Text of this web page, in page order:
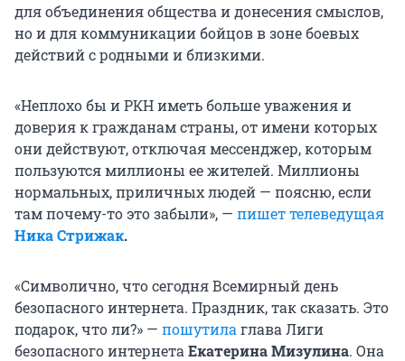
для объединения общества и донесения смыслов,
но и для коммуникации бойцов в зоне боевых
действий с родными и близкими.
«Неплохо бы и РКН иметь больше уважения и
доверия к гражданам страны, от имени которых
они действуют, отключая мессенджер, которым
пользуются миллионы ее жителей. Миллионы
нормальных, приличных людей — поясню, если
там почему-то это забыли», — пишет телеведущая
Ника Стрижак.
«Символично, что сегодня Всемирный день
безопасного интернета. Праздник, так сказать. Это
подарок, что ли?» — пошутила глава Лиги
безопасного интернета Екатерина Мизулина. Она